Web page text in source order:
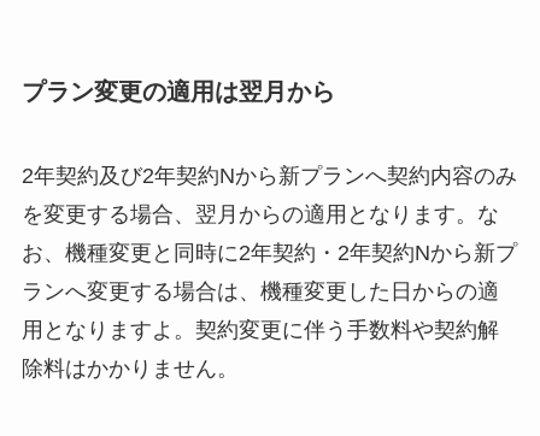
プラン変更の適用は翌月から
2年契約及び2年契約Nから新プランへ契約内容のみ
を変更する場合、翌月からの適用となります。な
お、機種変更と同時に2年契約・2年契約Nから新プ
ランへ変更する場合は、機種変更した日からの適
用となりますよ。契約変更に伴う手数料や契約解
除料はかかりません。